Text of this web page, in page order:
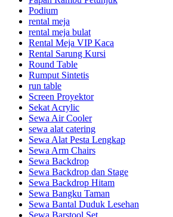
Podium
rental meja
rental meja bulat
Rental Meja VIP Kaca
Rental Sarung Kursi
Round Table
Rumput Sintetis
run table
Screen Proyektor
Sekat Acrylic
Sewa Air Cooler
sewa alat catering
Sewa Alat Pesta Lengkap
Sewa Arm Chairs
Sewa Backdrop
Sewa Backdrop dan Stage
Sewa Backdrop Hitam
Sewa Bangku Taman
Sewa Bantal Duduk Lesehan